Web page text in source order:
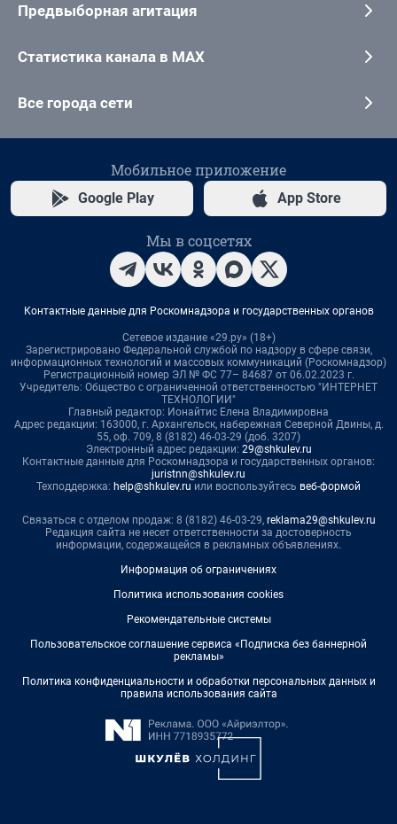
Предвыборная агитация
Статистика канала в MAX
Все города сети
Мобильное приложение
Google Play App Store
Мы в соцсетях
Контактные данные для Роскомнадзора и государственных органов
Сетевое издание «29.ру» (18+)
Зарегистрировано Федеральной службой по надзору в сфере связи,
информационных технологий и массовых коммуникаций (Роскомнадзор)
Регистрационный номер ЭЛ № ФС 77– 84687 от 06.02.2023 г.
Учредитель: Общество с ограниченной ответственностью "ИНТЕРНЕТ
ТЕХНОЛОГИИ"
Главный редактор: Ионайтис Елена Владимировна
Адрес редакции: 163000, г. Архангельск, набережная Северной Двины, д.
55, оф. 709, 8 (8182) 46-03-29 (доб. 3207)
Электронный адрес редакции: 29@shkulev.ru
Контактные данные для Роскомнадзора и государственных органов:
juristnn@shkulev.ru
Техподдержка: help@shkulev.ru или воспользуйтесь веб-формой
Связаться с отделом продаж: 8 (8182) 46-03-29, reklama29@shkulev.ru
Редакция сайта не несет ответственности за достоверность
информации, содержащейся в рекламных объявлениях.
Информация об ограничениях
Политика использования cookies
Рекомендательные системы
Пользовательское соглашение сервиса «Подписка без баннерной
рекламы»
Политика конфиденциальности и обработки персональных данных и
правила использования сайта